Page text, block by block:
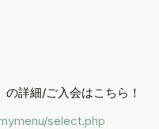
詳細/ご入会はこちら！
select.php